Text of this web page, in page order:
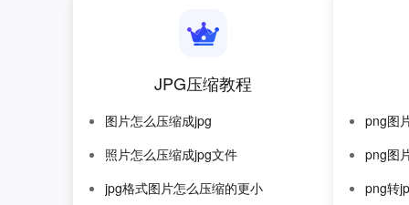
JPG压缩教程
图片怎么压缩成jpg
照片怎么压缩成jpg文件
jpg格式图片怎么压缩的更小
png图
png图
png转